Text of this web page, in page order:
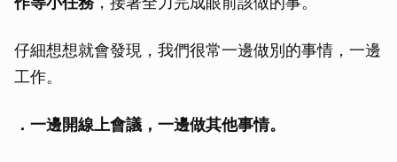
仔細想想就會發現，我們很常一邊做別的事情，一邊
工作。
．一邊開線上會議，一邊做其他事情。